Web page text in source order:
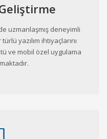
Geliştirme
uzmanlaşmış deneyimli
yazılım ihtiyaçlarını
ve mobil özel uygulama